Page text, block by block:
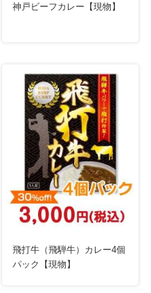
神戸ビーフカレー【現物】
飛打牛（飛騨牛）カレー4個
パック【現物】